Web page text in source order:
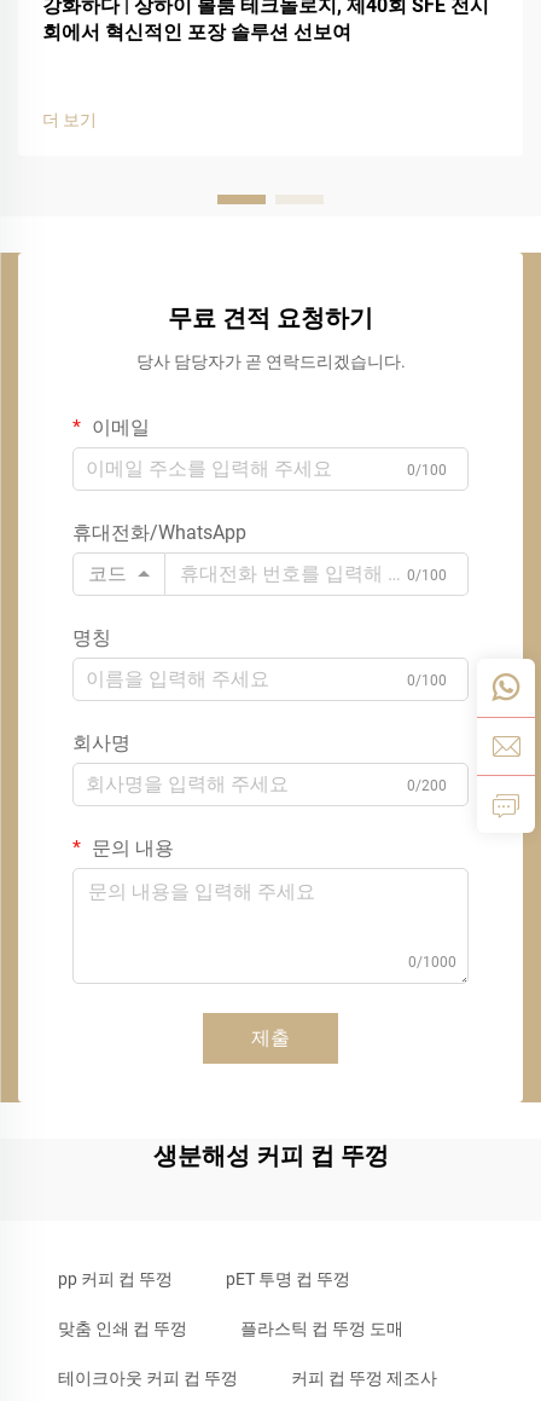
강화하다 | 상하이 볼룸 테크놀로지, 제40회 SFE 전시
회에서 혁신적인 포장 솔루션 선보여
더 보기
무료 견적 요청하기
당사 담당자가 곧 연락드리겠습니다.
이메일
0/100
휴대전화/WhatsApp
코드
0/100
명칭
0/100
회사명
0/200
문의 내용
0/1000
제출
생분해성 커피 컵 뚜껑
pp 커피 컵 뚜껑 pET 투명 컵 뚜껑
맞춤 인쇄 컵 뚜껑 플라스틱 컵 뚜껑 도매
테이크아웃 커피 컵 뚜껑 커피 컵 뚜껑 제조사